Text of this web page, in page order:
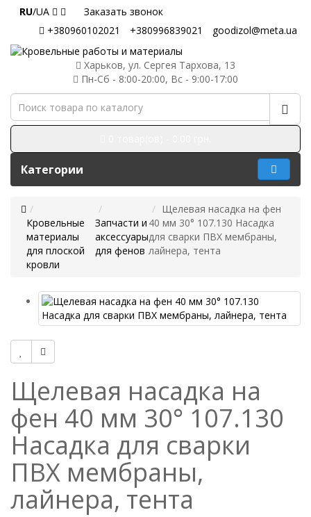
RU/UA
Заказать звонок
+380960102021
+380996839021 goodizol@meta.ua
Харьков, ул. Сергея Тархова, 13
Пн-Сб - 8:00-20:00, Вс - 9:00-17:00
Категории
Кровельные
материалы
для плоской
кровли
Запчасти и
аксессуары
для фенов
Щелевая насадка на фен
40 мм 30° 107.130 Насадка
для сварки ПВХ мембраны,
лайнера, тента
Щелевая насадка на
фен 40 мм 30° 107.130
Насадка для сварки
ПВХ мембраны,
лайнера, тента